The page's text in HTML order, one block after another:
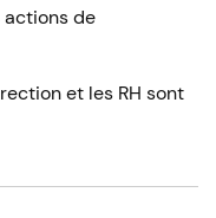
actions de
et les RH sont